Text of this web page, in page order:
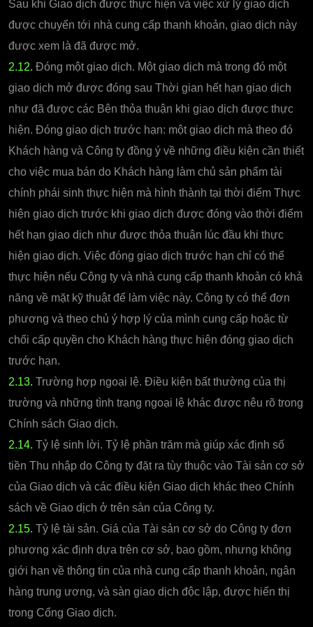
Sau khi Giao dịch được thực hiện và việc xử lý giao dịch
được chuyển tới nhà cung cấp thanh khoản, giao dịch này
được xem là đã được mở.
2.12. Đóng một giao dịch. Một giao dịch mà trong đó một
giao dịch mở được đóng sau Thời gian hết hạn giao dịch
như đã được các Bên thỏa thuận khi giao dịch được thực
hiện. Đóng giao dịch trước hạn: một giao dịch mà theo đó
Khách hàng và Công ty đồng ý về những điều kiện cần thiết
cho việc mua bán do Khách hàng làm chủ sản phẩm tài
chính phái sinh thực hiện mà hình thành tại thời điểm Thực
hiện giao dịch trước khi giao dịch được đóng vào thời điểm
hết hạn giao dịch như được thỏa thuận lúc đầu khi thực
hiện giao dịch. Việc đóng giao dịch trước hạn chỉ có thể
thực hiện nếu Công ty và nhà cung cấp thanh khoản có khả
năng về mặt kỹ thuật để làm việc này. Công ty có thể đơn
phương và theo chủ ý hợp lý của mình cung cấp hoặc từ
chối cấp quyền cho Khách hàng thực hiện đóng giao dịch
trước hạn.
2.13. Trường hợp ngoại lệ. Điều kiện bất thường của thị
trường và những tình trạng ngoại lệ khác được nêu rõ trong
Chính sách Giao dịch.
2.14. Tỷ lệ sinh lời. Tỷ lệ phần trăm mà giúp xác định số
tiền Thu nhập do Công ty đặt ra tùy thuộc vào Tài sản cơ sở
của Giao dịch và các điều kiện Giao dịch khác theo Chính
sách về Giao dịch ở trên sàn của Công ty.
2.15. Tỷ lệ tài sản. Giá của Tài sản cơ sở do Công ty đơn
phương xác định dựa trên cơ sở, bao gồm, nhưng không
giới hạn về thông tin của nhà cung cấp thanh khoản, ngân
hàng trung ương, và sàn giao dịch độc lập, được hiển thị
trong Cổng Giao dịch.